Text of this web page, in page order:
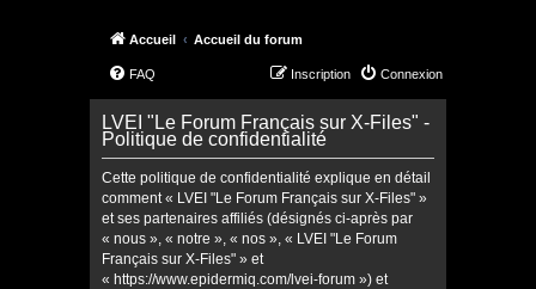
Accueil Accueil du forum
FAQ Connexion
Inscription
LVEI "Le Forum Français sur X-Files" -
Politique de confidentialité
Cette politique de confidentialité explique en détail
comment « LVEI "Le Forum Français sur X-Files" »
et ses partenaires affiliés (désignés ci-après par
« nous », « notre », « nos », « LVEI "Le Forum
Français sur X-Files" » et
« https://www.epidermiq.com/lvei-forum ») et